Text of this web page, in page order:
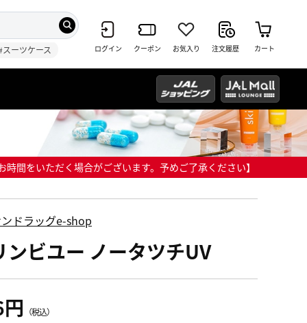
スーツケース ログイン クーポン お気入り 注文履歴 カート
間をいただく場合がございます。予めご了承ください】
ドラッグe-shop
ンビユー ノータツチUV
（税込）